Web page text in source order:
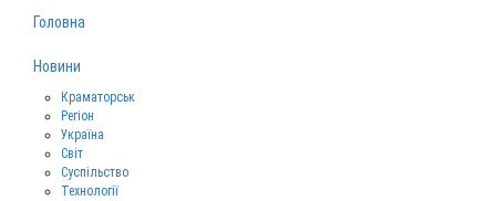
Головна
Новини
Краматорськ
Регіон
Україна
Світ
Суспільство
Технології